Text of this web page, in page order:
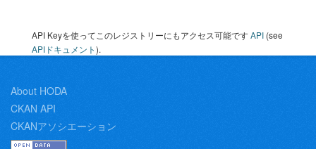
API Keyを使ってこのレジストリーにもアクセス可能ですAPI (see
APIドキュメント).
About HODA
CKAN API
CKANアソシエーション